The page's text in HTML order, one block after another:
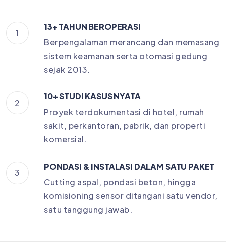
1
13+ TAHUN BEROPERASI
Berpengalaman merancang dan memasang
sistem keamanan serta otomasi gedung
sejak 2013.
2
10+ STUDI KASUS NYATA
Proyek terdokumentasi di hotel, rumah
sakit, perkantoran, pabrik, dan properti
komersial.
3
PONDASI & INSTALASI DALAM SATU PAKET
Cutting aspal, pondasi beton, hingga
komisioning sensor ditangani satu vendor,
satu tanggung jawab.